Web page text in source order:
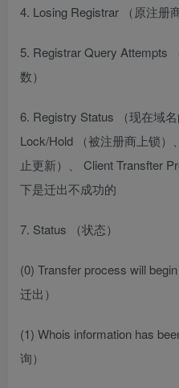
4. Losing Registrar （原注册商
5. Registrar Query Attempts
数）
6. Registry Status （现在域
Lock/Hold （被注册商上锁）
止更新）、 Client Transfter
下是迁出不成功的
7. Status （状态）
(0) Transfer process will
迁出）
(1) Whois information has
询）